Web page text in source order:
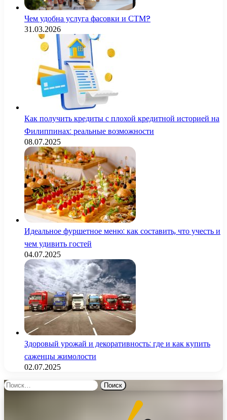
Чем удобна услуга фасовки и СТМ?
31.03.2026
Как получить кредиты с плохой кредитной историей на
Филиппинах: реальные возможности
08.07.2025
Идеальное фуршетное меню: как составить, что учесть и
чем удивить гостей
04.07.2025
Здоровый урожай и декоративность: где и как купить
саженцы жимолости
02.07.2025
Найти: